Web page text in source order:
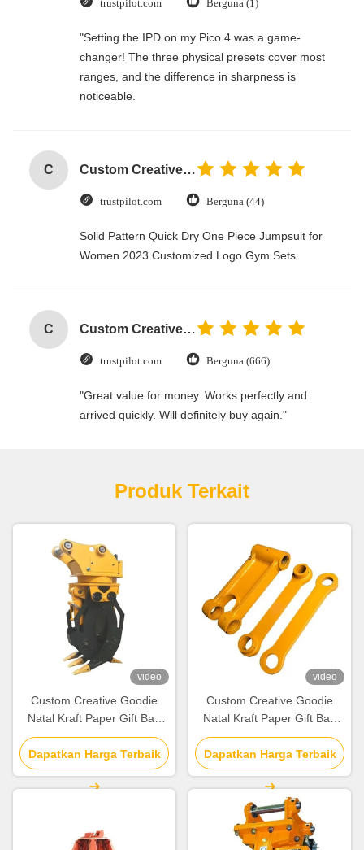
trustpilot.com Berguna (1)
"Setting the IPD on my Pico 4 was a game-
changer! The three physical presets cover most
ranges, and the difference in sharpness is
noticeable.
C Custom Creative Goodie Christmas Kraft Paper Gift Bag with Your Own Logo for Xmas Decorative Party
trustpilot.com Berguna (44)
Solid Pattern Quick Dry One Piece Jumpsuit for
Women 2023 Customized Logo Gym Sets
C Custom Creative Goodie Christmas Kraft Paper Gift Bag with Your Own Logo for Xmas Decorative Party
trustpilot.com Berguna (666)
"Great value for money. Works perfectly and
arrived quickly. Will definitely buy again."
Produk Terkait
video
Custom Creative Goodie
Natal Kraft Paper Gift Bag
dengan Logo Anda sendiri
untuk pesta dekoratif Natal
Dapatkan Harga Terbaik
video
Custom Creative Goodie
Natal Kraft Paper Gift Bag
dengan Logo Anda sendiri
untuk pesta dekoratif Natal
Dapatkan Harga Terbaik